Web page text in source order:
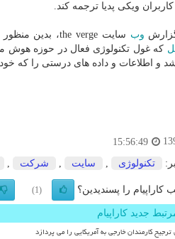
ویكی پدیا ترجمه كند.
وب سایت the verge، بدین منظور ویكی مدیا بعنوان
كه غول تكنولوژی فعال در حوزه هوش
و اطلاعات و داده های درستی را كه
15:56:49
تكنولوژی سایت شركت
کاراپیام را پسندیدین؟ (1)
جدید کاراپیام
کارمندان خارجی به آمریکایی را می پردازد